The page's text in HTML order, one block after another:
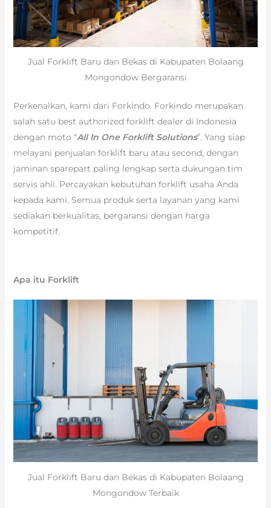
Jual Forklift Baru dan Bekas di Kabupaten Bolaang
Mongondow Bergaransi
Perkenalkan, kami dari Forkindo. Forkindo merupakan
salah satu best authorized forklift dealer di Indonesia
dengan moto “All In One Forklift Solutions”. Yang siap
melayani penjualan forklift baru atau second, dengan
jaminan sparepart paling lengkap serta dukungan tim
servis ahli. Percayakan kebutuhan forklift usaha Anda
kepada kami. Semua produk serta layanan yang kami
sediakan berkualitas, bergaransi dengan harga
kompetitif.
Apa itu Forklift
Jual Forklift Baru dan Bekas di Kabupaten Bolaang
Mongondow Terbaik